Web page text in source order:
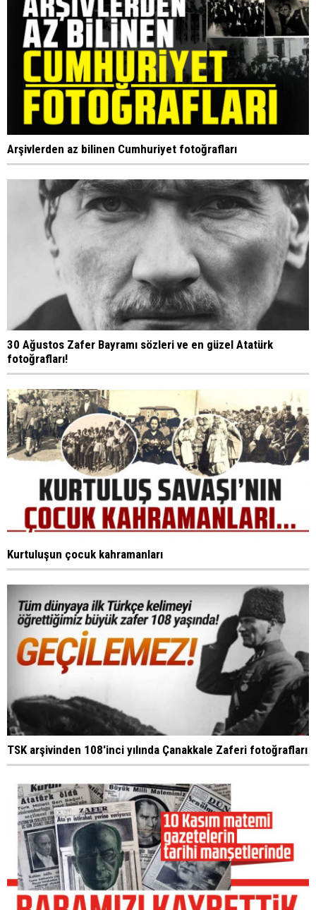
Arşivlerden az bilinen Cumhuriyet fotoğrafları
30 Ağustos Zafer Bayramı sözleri ve en güzel Atatürk
fotoğrafları!
Kurtuluşun çocuk kahramanları
TSK arşivinden 108'inci yılında Çanakkale Zaferi fotoğrafları